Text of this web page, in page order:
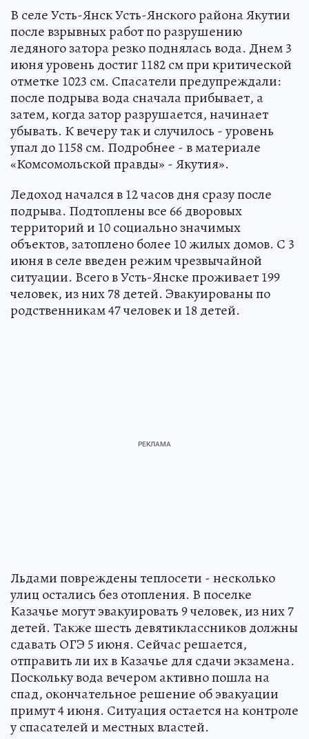
В селе Усть-Янск Усть-Янского района Якутии
после взрывных работ по разрушению
ледяного затора резко поднялась вода. Днем 3
июня уровень достиг 1182 см при критической
отметке 1023 см. Спасатели предупреждали:
после подрыва вода сначала прибывает, а
затем, когда затор разрушается, начинает
убывать. К вечеру так и случилось - уровень
упал до 1158 см. Подробнее - в материале
«Комсомольской правды» - Якутия».
Ледоход начался в 12 часов дня сразу после
подрыва. Подтоплены все 66 дворовых
территорий и 10 социально значимых
объектов, затоплено более 10 жилых домов. С 3
июня в селе введен режим чрезвычайной
ситуации. Всего в Усть-Янске проживает 199
человек, из них 78 детей. Эвакуированы по
родственникам 47 человек и 18 детей.
Льдами повреждены теплосети - несколько
улиц остались без отопления. В поселке
Казачье могут эвакуировать 9 человек, из них 7
детей. Также шесть девятиклассников должны
сдавать ОГЭ 5 июня. Сейчас решается,
отправить ли их в Казачье для сдачи экзамена.
Поскольку вода вечером активно пошла на
спад, окончательное решение об эвакуации
примут 4 июня. Ситуация остается на контроле
у спасателей и местных властей.